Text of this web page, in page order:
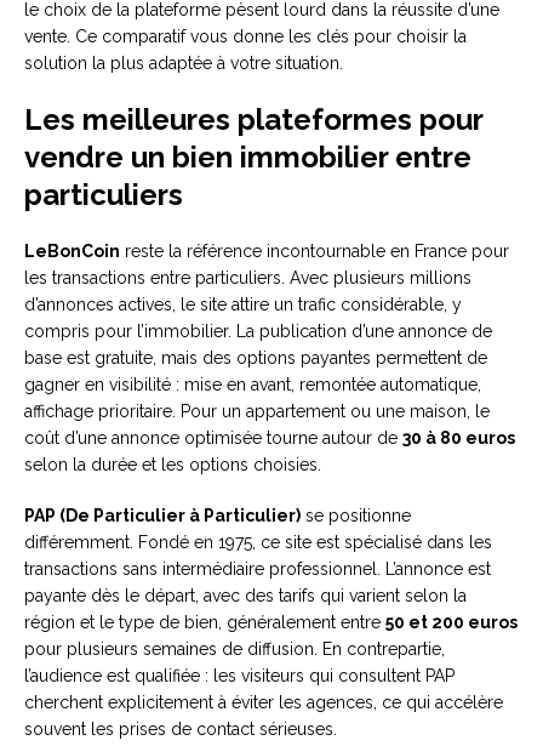
le choix de la plateforme pèsent lourd dans la réussite d’une
vente. Ce comparatif vous donne les clés pour choisir la
solution la plus adaptée à votre situation.
Les meilleures plateformes pour
vendre un bien immobilier entre
particuliers
LeBonCoin reste la référence incontournable en France pour
les transactions entre particuliers. Avec plusieurs millions
d’annonces actives, le site attire un trafic considérable, y
compris pour l’immobilier. La publication d’une annonce de
base est gratuite, mais des options payantes permettent de
gagner en visibilité : mise en avant, remontée automatique,
affichage prioritaire. Pour un appartement ou une maison, le
coût d’une annonce optimisée tourne autour de 30 à 80 euros
selon la durée et les options choisies.
PAP (De Particulier à Particulier) se positionne
différemment. Fondé en 1975, ce site est spécialisé dans les
transactions sans intermédiaire professionnel. L’annonce est
payante dès le départ, avec des tarifs qui varient selon la
région et le type de bien, généralement entre 50 et 200 euros
pour plusieurs semaines de diffusion. En contrepartie,
l’audience est qualifiée : les visiteurs qui consultent PAP
cherchent explicitement à éviter les agences, ce qui accélère
souvent les prises de contact sérieuses.